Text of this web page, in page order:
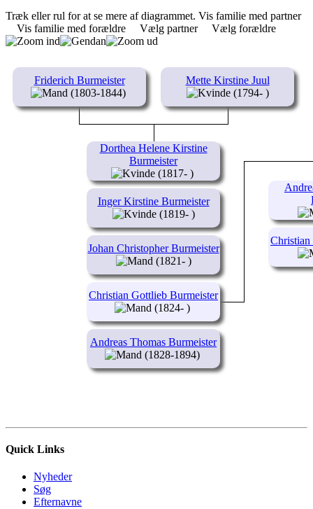
Træk eller rul for at se mere af diagrammet. Vis familie med partner
Vis familie med forældre
Vælg partner Vælg forældre
Friderich Burmeister
(1803-1844)
Mette Kirstine Juul
(1794- )
Dorthea Helene Kirstine
Burmeister
(1817- )
Inger Kirstine Burmeister
(1819- )
Johan Christopher Burmeister
(1821- )
Andreas Thomas Burmeister
(1828-1894)
Christian Gottlieb Burmeister
(1824- )
Christian
Quick Links
Nyheder
Søg
Efternavne